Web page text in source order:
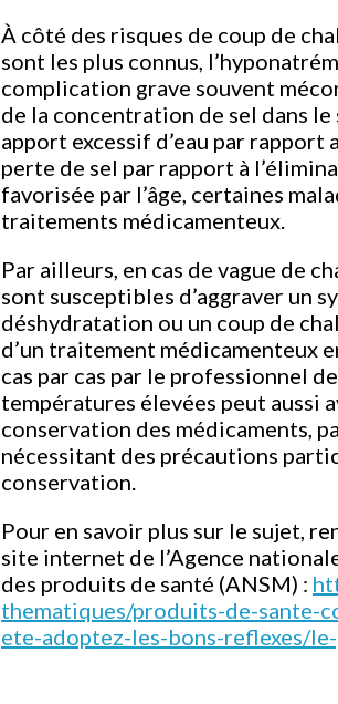
À côté des risques de coup de
sont les plus connus,
complication grave souvent
de la concentration de sel dans le
apport excessif d’eau par rapport
perte de sel par rapport à
favorisée par l’âge, certaines
traitements médicamenteux.
Par ailleurs, en cas de vague de
sont susceptibles d’aggraver un
déshydratation ou un coup de
d’un traitement médicamenteux
cas par cas par le professionnel
températures élevées peut aussi
conservation des médicaments,
nécessitant des précautions
conservation.
Pour en savoir plus sur le sujet,
site internet de l’Agence
des produits de santé (ANSM) :
thematiques/produits-de-sante-
ete-adoptez-les-bons-reflexes/